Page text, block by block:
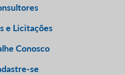
e Licitações
Conosco
se